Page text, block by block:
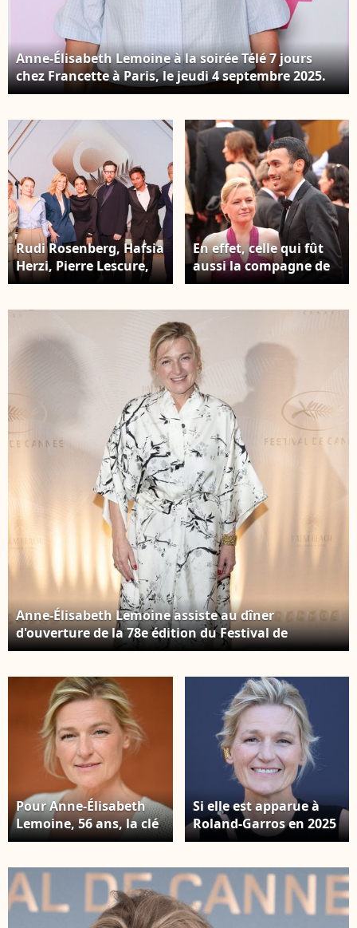
Anne-Élisabeth Lemoine à la soirée Télé 7 jours
chez Francette à Paris, le jeudi 4 septembre 2025.
Crédit Christophe Aubert via Bestimage
Rudi Rosenberg, Hafsia
Herzi, Pierre Lescure,
Bertrand Chameroy,
Denisot, Geraldine
Nakache, Lea Drucker,
Melanie Thierry sur le
plateau de l'émission
"C à vous" lors du
79ème Festival
International du Film
de Cannes le 14 mai
2026. Crédit Jack
Tribeca / Bestimage
En effet, celle qui fût
aussi la compagne de
Mustapha El Atrassi,
Coelho, un ingénieur
et architecte,
également père de son
second enfant...
L'humoriste français
Mustapha El Atrassi et
Anne-Élisabeth
Lemoine, arrivent pour
la projection du
dernier film de Woody
Allen, "You Will Meet a
Tall Dark Stranger", à
Cannes, dans le sud de
la France, le 15 mai
2010. Photo : Ammar
Abd Rabbo/Abaca
Anne-Élisabeth Lemoine assiste au dîner
d'ouverture de la 78e édition du Festival de
Cannes, le 13 mai 2025 à Cannes, en France.Photo
Pour Anne-Élisabeth
Lemoine, 56 ans, la clé
du bonheur réside
entre vie privée et vie
publique... Anne-
Élisabeth Lemoine
Si elle est apparue à
Roland-Garros en 2025
auprès de ses fils,
Lemoine n'a jamais
posé avec Philippe
Coelho, dont elle